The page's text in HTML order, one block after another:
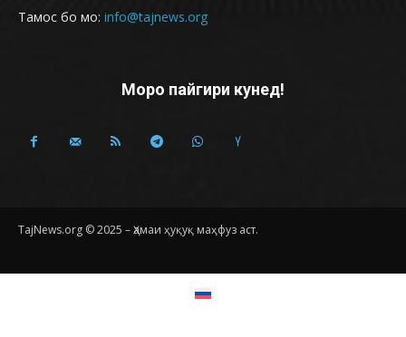
Тамос бо мо: info@tajnews.org
Моро пайгири кунед!
TajNews.org © 2025 – Ҳамаи ҳуқуқ маҳфуз аст.